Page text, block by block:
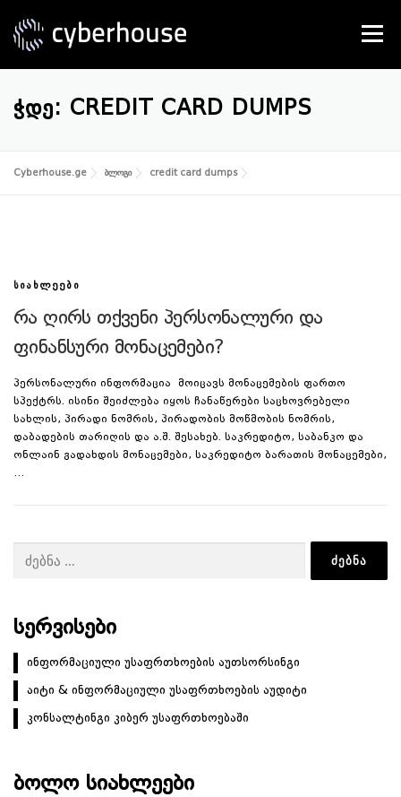
content
Menu
SERVICES ABOUT US CONTACT
ᲭᲓᲔ: CREDIT CARD DUMPS
Cyberhouse.ge ბლოგი credit card dumps
ᲡᲘᲐᲮᲚᲔᲔᲑᲘ
რა ღირს თქვენი პერსონალური და
ფინანსური მონაცემები?
პერსონალური ინფორმაცია მოიცავს მონაცემების ფართო
სპექტრს. ისინი შეიძლება იყოს ჩანაწერები საცხოვრებელი
სახლის, პირადი ნომრის, პირადობის მოწმობის ნომრის,
დაბადების თარიღის და ა.შ. შესახებ. საკრედიტო, საბანკო და
ონლაინ გადახდის მონაცემები, საკრედიტო ბარათის მონაცემები,
…
ᲡᲔᲠᲕᲘᲡᲔᲑᲘ
ინფორმაციული უსაფრთხოების აუთსორსინგი
აიტი & ინფორმაციული უსაფრთხოების აუდიტი
კონსალტინგი კიბერ უსაფრთხოებაში
ᲑᲝᲚᲝ ᲡᲘᲐᲮᲚᲔᲔᲑᲘ